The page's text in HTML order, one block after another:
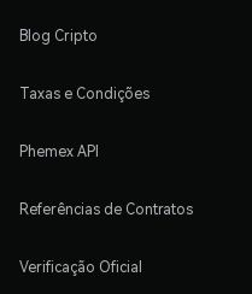
Blog Cripto
Taxas e Condições
Phemex API
Referências de Contratos
Verificação Oficial